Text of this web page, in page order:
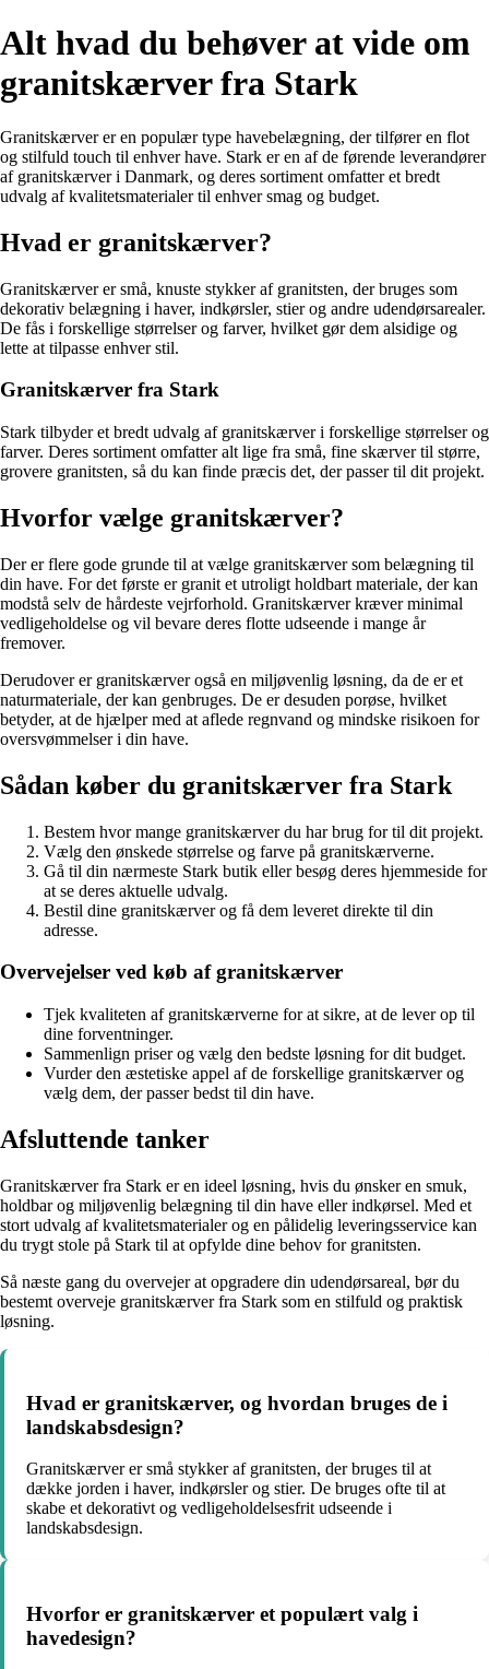
Alt hvad du behøver at vide om
granitskærver fra Stark
Granitskærver er en populær type havebelægning, der tilfører en flot
og stilfuld touch til enhver have. Stark er en af de førende leverandører
af granitskærver i Danmark, og deres sortiment omfatter et bredt
udvalg af kvalitetsmaterialer til enhver smag og budget.
Hvad er granitskærver?
Granitskærver er små, knuste stykker af granitsten, der bruges som
dekorativ belægning i haver, indkørsler, stier og andre udendørsarealer.
De fås i forskellige størrelser og farver, hvilket gør dem alsidige og
lette at tilpasse enhver stil.
Granitskærver fra Stark
Stark tilbyder et bredt udvalg af granitskærver i forskellige størrelser og
farver. Deres sortiment omfatter alt lige fra små, fine skærver til større,
grovere granitsten, så du kan finde præcis det, der passer til dit projekt.
Hvorfor vælge granitskærver?
Der er flere gode grunde til at vælge granitskærver som belægning til
din have. For det første er granit et utroligt holdbart materiale, der kan
modstå selv de hårdeste vejrforhold. Granitskærver kræver minimal
vedligeholdelse og vil bevare deres flotte udseende i mange år
fremover.
Derudover er granitskærver også en miljøvenlig løsning, da de er et
naturmateriale, der kan genbruges. De er desuden porøse, hvilket
betyder, at de hjælper med at aflede regnvand og mindske risikoen for
oversvømmelser i din have.
Sådan køber du granitskærver fra Stark
Bestem hvor mange granitskærver du har brug for til dit projekt.
Vælg den ønskede størrelse og farve på granitskærverne.
Gå til din nærmeste Stark butik eller besøg deres hjemmeside for
at se deres aktuelle udvalg.
Bestil dine granitskærver og få dem leveret direkte til din
adresse.
Overvejelser ved køb af granitskærver
Tjek kvaliteten af granitskærverne for at sikre, at de lever op til
dine forventninger.
Sammenlign priser og vælg den bedste løsning for dit budget.
Vurder den æstetiske appel af de forskellige granitskærver og
vælg dem, der passer bedst til din have.
Afsluttende tanker
Granitskærver fra Stark er en ideel løsning, hvis du ønsker en smuk,
holdbar og miljøvenlig belægning til din have eller indkørsel. Med et
stort udvalg af kvalitetsmaterialer og en pålidelig leveringsservice kan
du trygt stole på Stark til at opfylde dine behov for granitsten.
Så næste gang du overvejer at opgradere din udendørsareal, bør du
bestemt overveje granitskærver fra Stark som en stilfuld og praktisk
løsning.
Hvad er granitskærver, og hvordan bruges de i
landskabsdesign?
Granitskærver er små stykker af granitsten, der bruges til at
dække jorden i haver, indkørsler og stier. De bruges ofte til at
skabe et dekorativt og vedligeholdelsesfrit udseende i
landskabsdesign.
Hvorfor er granitskærver et populært valg i
havedesign?